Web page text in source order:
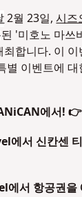
2월 23일,시
'미호노 마쓰
합니다. 이
별 이벤트에
에서! 👉
에서 신칸센
에서 항공권